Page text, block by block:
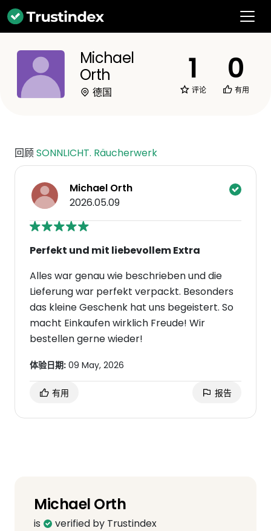
Michael
Orth
德国
1
评论
0
有用
回顾SONNLICHT. Räucherwerk
Michael Orth
2026.05.09
Perfekt und mit liebevollem Extra
Alles war genau wie beschrieben und die
Lieferung war perfekt verpackt. Besonders
das kleine Geschenk hat uns begeistert. So
macht Einkaufen wirklich Freude! Wir
bestellen gerne wieder!
体验日期: 09 May, 2026
有用 报告
Michael Orth
is verified by Trustindex